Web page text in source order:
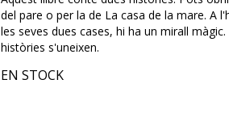
del pare o per la de La casa de la mare. A
les seves dues cases, hi ha un mirall
històries s'uneixen.
EN STOCK